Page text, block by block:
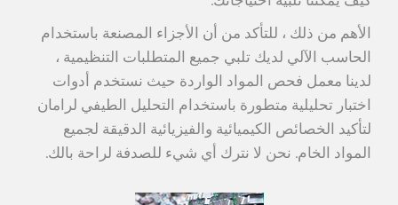
الأهم من ذلك ، للتأكد من أن الأجزاء المصنعة باستخدام
الحاسب الآلي لديك تلبي جميع المتطلبات التنظيمية ،
لدينا معمل فحص المواد الواردة حيث نستخدم أدوات
اختبار تحليلية متطورة باستخدام التحليل الطيفي لرامان
لتأكيد الخصائص الكيميائية والفيزيائية الدقيقة لجميع
المواد الخام. نحن لا نترك أي شيء للصدفة لراحة بالك.